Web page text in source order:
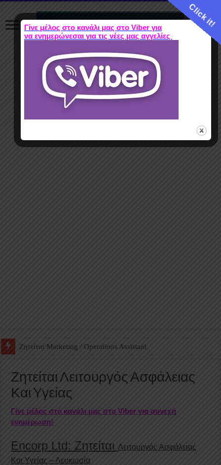
Ζητείται Βοηθός Αποθήκης σε Φαρμακείο
Ζητείται Λειτουργός Ασφάλειας
Και Υγείας
Γίνε μέλος στο κανάλι μας στο Viber για συνεχή
ενημέρωση!
Encorp Ltd: Ζητείται Λειτουργός Ασφάλειας
Και Υγείας – Λευκωσία
Click it!
Γίνε μέλος στο κανάλι μας στο Viber για
να ενημερώνεσαι για τις νέες μας αγγελίες